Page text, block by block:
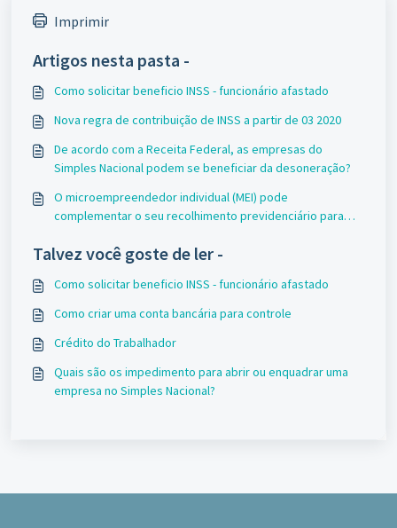
Imprimir
Artigos nesta pasta -
Como solicitar beneficio INSS - funcionário afastado
Nova regra de contribuição de INSS a partir de 03 2020
De acordo com a Receita Federal, as empresas do
Simples Nacional podem se beneficiar da desoneração?
O microempreendedor individual (MEI) pode
complementar o seu recolhimento previdenciário para
de contribuição?
Talvez você goste de ler -
Como solicitar beneficio INSS - funcionário afastado
Como criar uma conta bancária para controle
Crédito do Trabalhador
Quais são os impedimento para abrir ou enquadrar uma
empresa no Simples Nacional?